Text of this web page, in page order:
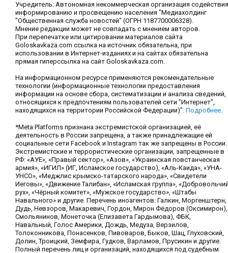
Учредитель: Автономная некоммерческая организация содействия
информированию и просвещению населения "Медиахолдинг
"Общественная служба новостей" (ОГРН 1187700006328).
Мнение редакции может не совпадать с мнением авторов.
При перепечатке или цитировании материалов сайта
Goloskavkaza.com ссылка на источник обязательна, при
использовании в Интернет-изданиях и на сайтах обязательна
прямая гиперссылка на сайт Goloskavkaza.com.
На информационном ресурсе применяются рекомендательные
технологии (информационные технологии предоставления
информации на основе сбора, систематизации и анализа сведений,
относящихся к предпочтениям пользователей сети "Интернет",
находящихся на территории Российской Федерации)". Подробнее.
*Meta Platforms признана экстремистской организацией, её
деятельность в России запрещена, а также принадлежащие ей
социальные сети Facebook и Instagram так же запрещены в России.
Экстремистские и террористические организации, запрещенные в
РФ: «АУЕ», «Правый сектор», «Азов», «Украинская повстанческая
армия», «ИГИЛ» (ИГ, Исламское государство), «Аль-Каида», «УНА-
УНСО», «Меджлис крымско-татарского народа», «Свидетели
Иеговы», «Движение Талибан», «Исламская группа»,
рух», «Чёрный комитет», «Мужское государство», «Штабы
Навального» и другие. Перечень иноагентов: Галкин, Моргенштерн,
Дудь, Невзоров, Макаревич, Гордон, Мирон Фёдоров (Оксимирон),
Смольянинов, Монеточка (Елизавета Гардымова), ФБК,
Навальный, Голос Америки, Дождь, Медуза, Верзилов,
Толоконникова, Понасенков, Пивоваров, Быков, Шац, Глуховский,
Долин, Троицкий, Земфира, Гудков, Варламов, Прусикин и другие.
Полный перечень лиц и организаций, находящихся под судебным